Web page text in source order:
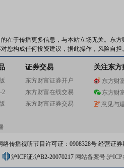
在于传播更多信息，与本站立场无关。东
您构成任何投资建议，据此操作，风险自担